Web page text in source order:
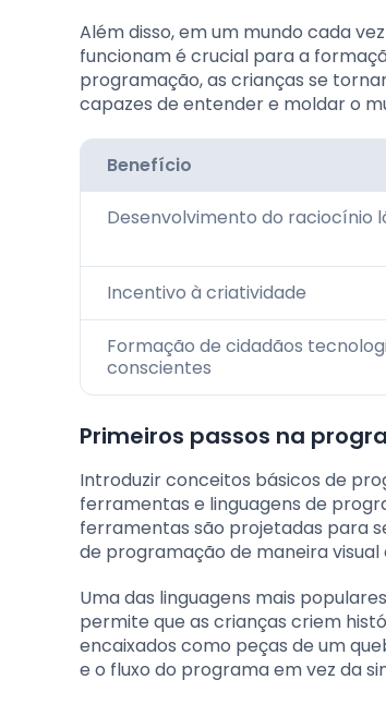
Além disso, em um mundo cada
funcionam é crucial para a
programação, as crianças se
capazes de entender e moldar o
Benefício
Desenvolvimento do raciocínio
Incentivo à criatividade
Formação de cidadãos
conscientes
Primeiros passos na
Introduzir conceitos básicos de
ferramentas e linguagens de
ferramentas são projetadas para
de programação de maneira visual
Uma das linguagens mais
permite que as crianças criem
encaixados como peças de um
e o fluxo do programa em vez da